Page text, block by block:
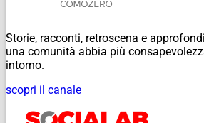
Storie, racconti, retroscena e
una comunità abbia più
intorno.
scopri il canale